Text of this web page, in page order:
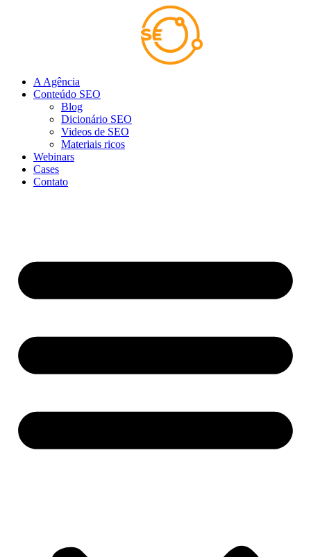
A Agência
Conteúdo SEO
Blog
Dicionário SEO
Videos de SEO
Materiais ricos
Webinars
Cases
Contato